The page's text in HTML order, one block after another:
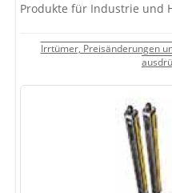
Produkte für Industrie und
Irrtümer, Preisänderungen